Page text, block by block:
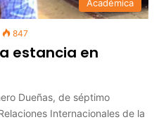
Académica
847
estancia en
Dueñas, de séptimo
Internacionales de la